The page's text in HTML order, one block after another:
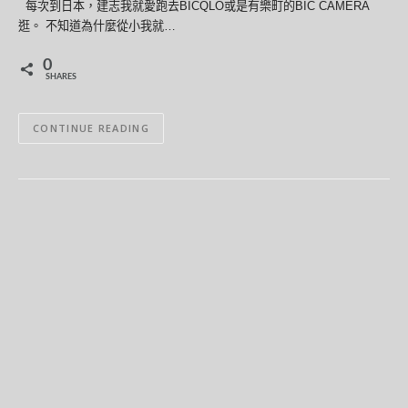
每次到日本，建志我就愛跑去BICQLO或是有樂町的BIC CAMERA
逛。 不知道為什麼從小我就…
0
SHARES
CONTINUE READING